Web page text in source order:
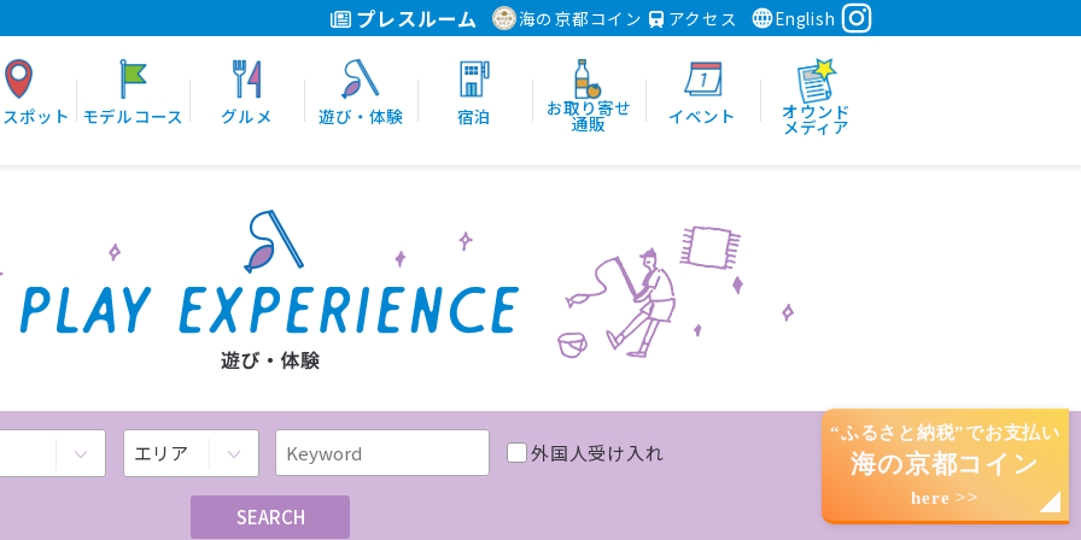
プレスルーム 海の京都コイン アクセス English
ポット モデルコース グルメ 遊び・体験 宿泊 お取り寄せ
通販 イベント オウンド
メディア
“ふるさと納税”でお支払い
海の京都コイン
here >>
外国人受け入れ